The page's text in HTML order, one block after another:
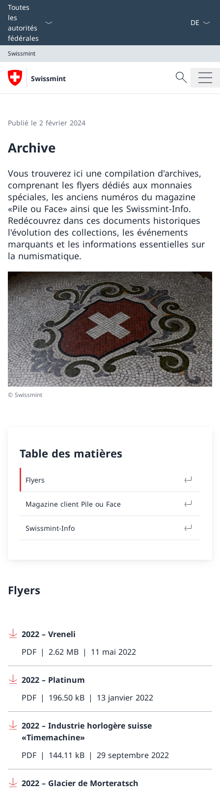
Toutes
les
autorités
fédérales
Swissmint
Swissmint
Recherche
Recherche
Publié le 2 février 2024
Archive
Vous trouverez ici une compilation d'archives,
comprenant les flyers dédiés aux monnaies
spéciales, les anciens numéros du magazine
«Pile ou Face» ainsi que les Swissmint-Info.
Redécouvrez dans ces documents historiques
l'évolution des collections, les événements
marquants et les informations essentielles sur
la numismatique.
© Swissmint
Flyers
2022 – Vreneli
PDF
2.62 MB 11 mai 2022
2022 – Platinum
PDF
196.50 kB 13 janvier 2022
2022 – Industrie horlogère suisse
«Timemachine»
PDF
144.11 kB 29 septembre 2022
2022 – Glacier de Morteratsch
Table des matières
Flyers
Magazine client Pile ou Face
Swissmint-Info